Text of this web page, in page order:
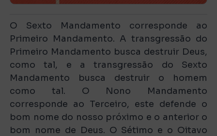
O Sexto Mandamento corresponde ao
Primeiro Mandamento. A transgressão do
Primeiro Mandamento busca destruir Deus,
como tal, e a transgressão do Sexto
Mandamento busca destruir o homem
como tal. O Nono Mandamento
corresponde ao Terceiro, este defende o
bom nome do nosso próximo e o anterior o
bom nome de Deus. O Sétimo e o Oitavo